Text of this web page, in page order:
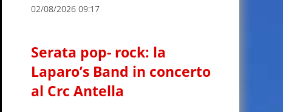
02/08/2026 09:17
Serata pop- rock: la
Laparo’s Band in concerto
al Crc Antella